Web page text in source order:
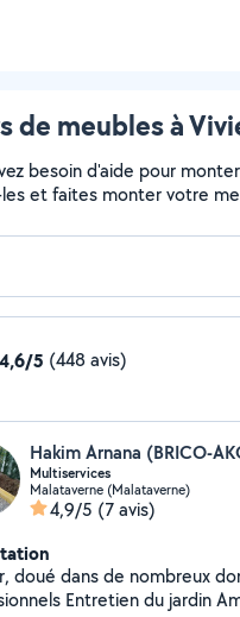
de meubles à
besoin d'aide pour
les et faites monter votre
4,6/5 (448 avis)
Hakim Arnana (BRICO-
Multiservices
Malataverne (Malataverne)
4,9/5 (7 avis)
doué dans de nombreux
Entretien du jardin Aménagement du